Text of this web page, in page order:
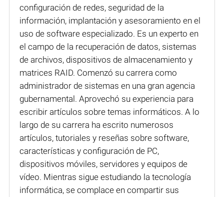
configuración de redes, seguridad de la
información, implantación y asesoramiento en el
uso de software especializado. Es un experto en
el campo de la recuperación de datos, sistemas
de archivos, dispositivos de almacenamiento y
matrices RAID. Comenzó su carrera como
administrador de sistemas en una gran agencia
gubernamental. Aprovechó su experiencia para
escribir artículos sobre temas informáticos. A lo
largo de su carrera ha escrito numerosos
artículos, tutoriales y reseñas sobre software,
características y configuración de PC,
dispositivos móviles, servidores y equipos de
vídeo. Mientras sigue estudiando la tecnología
informática, se complace en compartir sus